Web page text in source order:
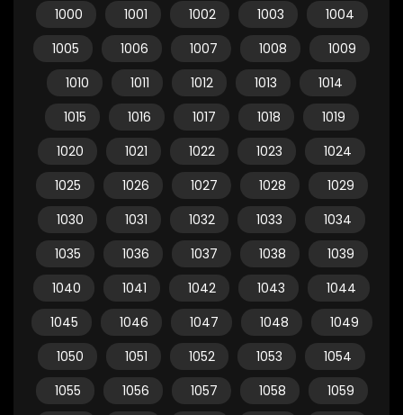
1000
1001 1002 1003
1004
1005
1006 1007 1008
1009
1010
1011 1012 1013
1014
1015
1016 1017 1018
1019
1020
1021 1022 1023
1024
1025
1026 1027 1028
1029
1030
1031 1032 1033
1034
1035
1036 1037 1038
1039
1040
1041 1042 1043
1044
1045
1046 1047 1048
1049
1050
1051 1052 1053
1054
1055
1056 1057 1058
1059